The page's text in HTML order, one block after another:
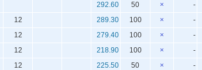
292.60 50 × -
12 289.30 100 × -
12 279.40 100 × -
12 218.90 100 × -
12 225.50 50 × -